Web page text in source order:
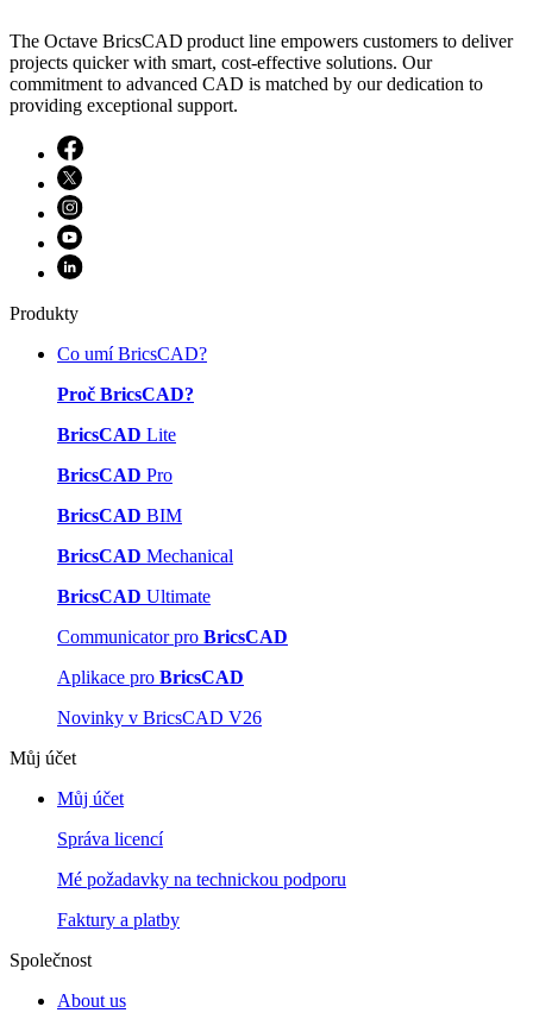
The Octave BricsCAD product line empowers customers to deliver
projects quicker with smart, cost-effective solutions. Our
commitment to advanced CAD is matched by our dedication to
providing exceptional support.
Produkty
Co umí BricsCAD?
Proč BricsCAD?
BricsCAD Lite
BricsCAD Pro
BricsCAD BIM
BricsCAD Mechanical
BricsCAD Ultimate
Communicator pro BricsCAD
Aplikace pro BricsCAD
Novinky v BricsCAD V26
Můj účet
Můj účet
Správa licencí
Mé požadavky na technickou podporu
Faktury a platby
Společnost
About us